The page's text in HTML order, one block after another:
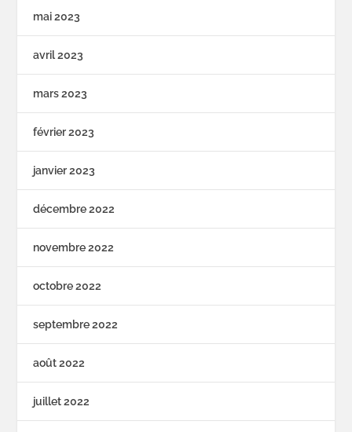
mai 2023
avril 2023
mars 2023
février 2023
janvier 2023
décembre 2022
novembre 2022
octobre 2022
septembre 2022
août 2022
juillet 2022